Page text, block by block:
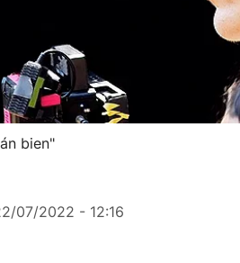
bien"
07/2022 - 12:16